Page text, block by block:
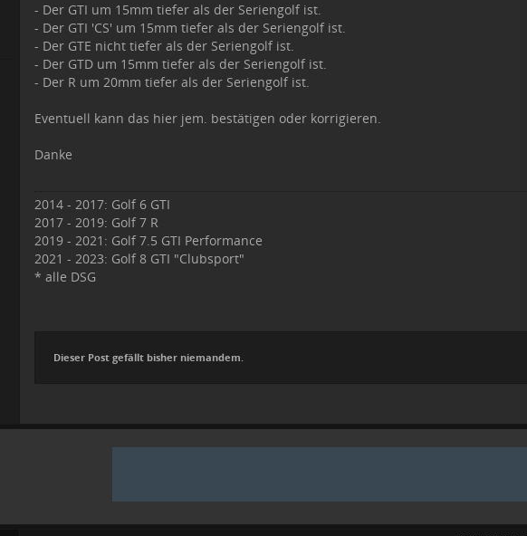
- Der GTI um 15mm tiefer als der Seriengolf ist.
- Der GTI 'CS' um 15mm tiefer als der Seriengolf ist.
- Der GTE nicht tiefer als der Seriengolf ist.
- Der GTD um 15mm tiefer als der Seriengolf ist.
- Der R um 20mm tiefer als der Seriengolf ist.
Eventuell kann das hier jem. bestätigen oder korrigieren.
Danke
2014 - 2017: Golf 6 GTI
2017 - 2019: Golf 7 R
2019 - 2021: Golf 7.5 GTI Performance
2021 - 2023: Golf 8 GTI "Clubsport"
* alle DSG
Dieser Post gefällt bisher niemandem.